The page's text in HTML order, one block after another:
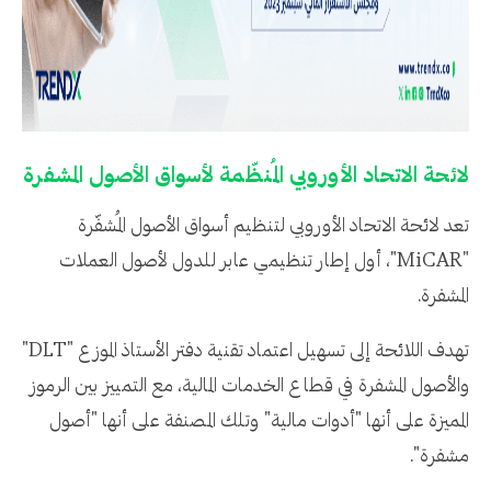
لائحة الاتحاد الأوروبي المُنظّمة لأسواق الأصول المشفرة
تعد لائحة الاتحاد الأوروبي لتنظيم أسواق الأصول المُشفّرة
"MiCAR"، أول إطار تنظيمي عابر للدول لأصول العملات
المشفرة.
تهدف اللائحة إلى تسهيل اعتماد تقنية دفتر الأستاذ الموزع "DLT"
والأصول المشفرة في قطاع الخدمات المالية، مع التمييز بين الرموز
المميزة على أنها "أدوات مالية" وتلك المصنفة على أنها "أصول
مشفرة".